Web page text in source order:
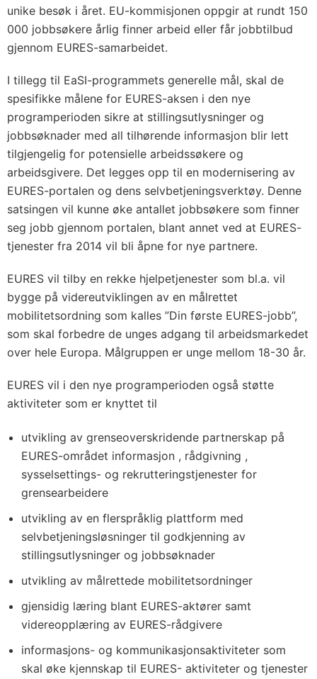
unike besøk i året. EU-kommisjonen oppgir at rundt 150
000 jobbsøkere årlig finner arbeid eller får jobbtilbud
gjennom EURES-samarbeidet.
I tillegg til EaSI-programmets generelle mål, skal de
spesifikke målene for EURES-aksen i den nye
programperioden sikre at stillingsutlysninger og
jobbsøknader med all tilhørende informasjon blir lett
tilgjengelig for potensielle arbeidssøkere og
arbeidsgivere. Det legges opp til en modernisering av
EURES-portalen og dens selvbetjeningsverktøy. Denne
satsingen vil kunne øke antallet jobbsøkere som finner
seg jobb gjennom portalen, blant annet ved at EURES-
tjenester fra 2014 vil bli åpne for nye partnere.
EURES vil tilby en rekke hjelpetjenester som bl.a. vil
bygge på videreutviklingen av en målrettet
mobilitetsordning som kalles ”Din første EURES-jobb”,
som skal forbedre de unges adgang til arbeidsmarkedet
over hele Europa. Målgruppen er unge mellom 18-30 år.
EURES vil i den nye programperioden også støtte
aktiviteter som er knyttet til
utvikling av grenseoverskridende partnerskap på
EURES-området informasjon , rådgivning ,
sysselsettings- og rekrutteringstjenester for
grensearbeidere
utvikling av en flerspråklig plattform med
selvbetjeningsløsninger til godkjenning av
stillingsutlysninger og jobbsøknader
utvikling av målrettede mobilitetsordninger
gjensidig læring blant EURES-aktører samt
videreopplæring av EURES-rådgivere
informasjons- og kommunikasjonsaktiviteter som
skal øke kjennskap til EURES- aktiviteter og tjenester